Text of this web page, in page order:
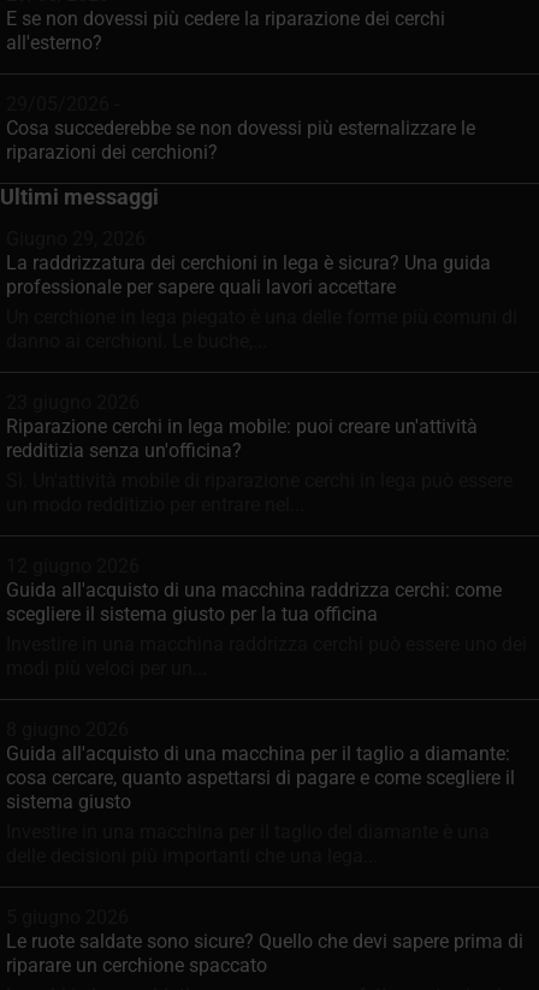
E se non dovessi più cedere la riparazione dei cerchi
all'esterno?
Cosa succederebbe se non dovessi più esternalizzare le
riparazioni dei cerchioni?
Ultimi messaggi
La raddrizzatura dei cerchioni in lega è sicura? Una guida
professionale per sapere quali lavori accettare
Riparazione cerchi in lega mobile: puoi creare un'attività
redditizia senza un'officina?
Guida all'acquisto di una macchina raddrizza cerchi: come
scegliere il sistema giusto per la tua officina
Guida all'acquisto di una macchina per il taglio a diamante:
cosa cercare, quanto aspettarsi di pagare e come scegliere il
sistema giusto
Le ruote saldate sono sicure? Quello che devi sapere prima di
riparare un cerchione spaccato